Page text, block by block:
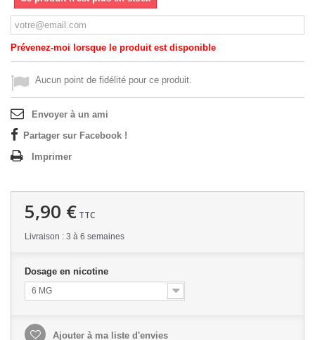
Prévenez-moi lorsque le produit est disponible
Aucun point de fidélité pour ce produit.
Envoyer à un ami
Partager sur Facebook !
Imprimer
5,90 € TTC
Livraison : 3 à 6 semaines
Dosage en nicotine
6 MG
Ajouter à ma liste d'envies